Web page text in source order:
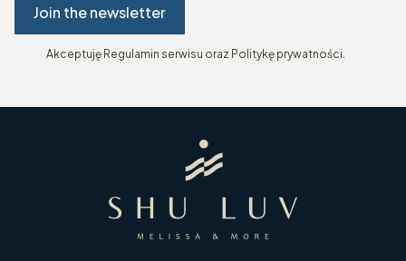
Join the newsletter
Akceptuję Regulamin serwisu oraz Politykę prywatności.